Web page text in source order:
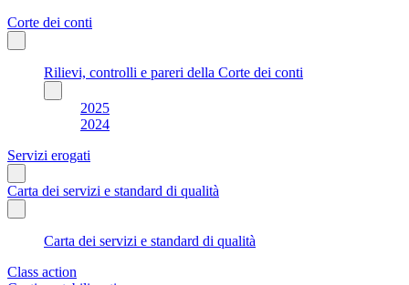
Corte dei conti
Rilievi, controlli e pareri della Corte dei conti
2025
2024
Servizi erogati
Carta dei servizi e standard di qualità
Carta dei servizi e standard di qualità
Class action